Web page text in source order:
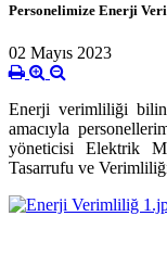
Personelimize Enerji
02 Mayıs 2023
Enerji verimliliği
amacıyla
yöneticisi Elektrik
Tasarrufu ve